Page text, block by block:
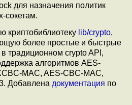
для назначения политик
сокетам.
криптобиблиотеку lib/crypto,
более простые и быстрые
традиционном crypto API,
алгоритмов AES-
MAC, AES-CBC-MAC,
Добавлена документация по